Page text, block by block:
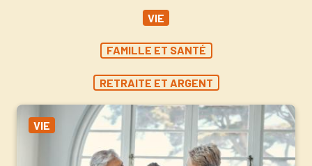
VIE
FAMILLE ET SANTÉ
RETRAITE ET ARGENT
VIE